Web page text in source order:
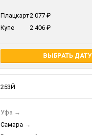
Плацкарт2 077
Купе
2 406
ВЫБРАТЬ ДАТУ
253Й
Уфа →
Самара →